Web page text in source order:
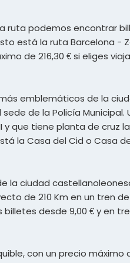
ruta podemos encontrar
está la ruta Barcelona -
de 216,30 € si eliges
emblemáticos de la
de la Policía Municipal.
y que tiene planta de cruz
la Casa del Cid o Casa
la ciudad
de 210 Km en un tren
desde 9,00 € y en
con un precio máximo